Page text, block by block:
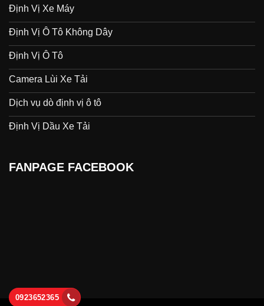
Định Vị Xe Máy
Định Vị Ô Tô Không Dây
Định Vị Ô Tô
Camera Lùi Xe Tải
Dịch vụ dò định vị ô tô
Định Vị Dầu Xe Tải
FANPAGE FACEBOOK
0923652365